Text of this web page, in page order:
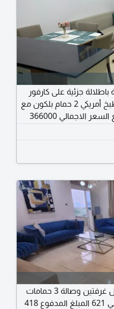
جزئية على كارفور
تفاصيل الشقة غرفة ماستر صالة واسعة مطبخ أمريكي 2 حمام بلكون مع
موقف خاص للسيارة المساحة 757 قدم مربع السعر الاجمالي 366000
الشهري 3118 درهم الرسوم رسوم التسجيل 2% عدم ممانعة 1575 درهم
5
للبيع أبراج الأورينت اطلالة مفتوحه بالكامل غرفتين وصالة 3 حمامات
غرفتين ماستر + صالة + موقف المبلغ الاجمالي 621 المبلغ المدفوع 418